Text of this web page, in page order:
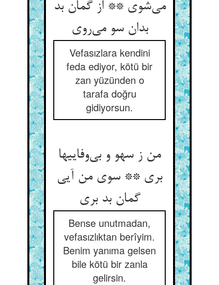
می‌شوی ** از گمان بد
بدان سو می‌روی
Vefasızlara kendini
feda ediyor, kötü bir
zan yüzünden o
tarafa doğru
gidiyorsun.
من ز سهو و بی‌وفاییها
بری ** سوی من آیی
گمان بد بری
Bense unutmadan,
vefasızlıktan berîyim.
Benim yanıma gelsen
bile kötü bir zanla
gelirsin.